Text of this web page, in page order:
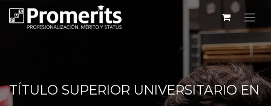
TÍTULO SUPERIOR UNIVERSITARIO EN